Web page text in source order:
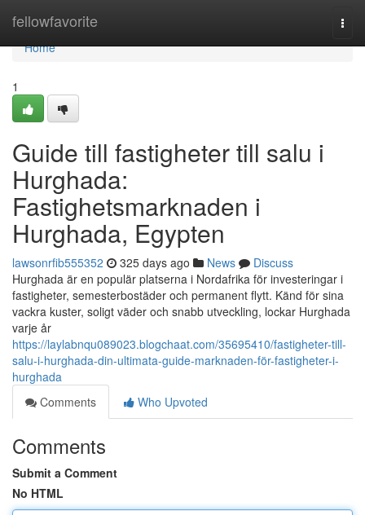
fellowfavorite
Home
Home
1
Guide till fastigheter till salu i
Hurghada:
Fastighetsmarknaden i
Hurghada, Egypten
lawsonrfib555352 325 days ago News
Discuss
Hurghada är en populär platserna i Nordafrika för investeringar i
fastigheter, semesterbostäder och permanent flytt. Känd för sina
vackra kuster, soligt väder och snabb utveckling, lockar Hurghada
varje år
https://laylabnqu089023.blogchaat.com/35695410/fastigheter-till-
salu-i-hurghada-din-ultimata-guide-marknaden-för-fastigheter-i-
hurghada
Comments
Who Upvoted
Comments
Submit a Comment
No HTML